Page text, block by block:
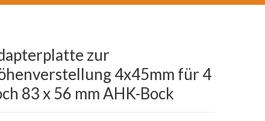
zur
4x45mm für 4
83 x 56 mm AHK-Bock